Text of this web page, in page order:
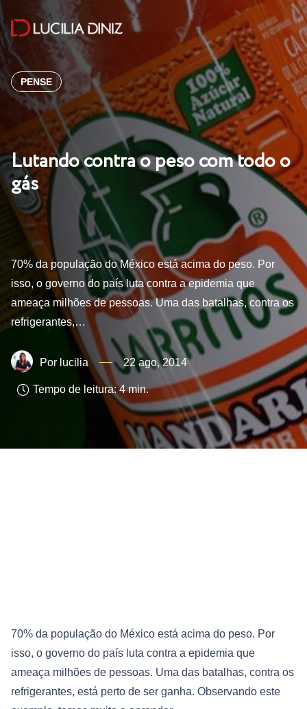
PENSE
Lutando contra o peso com todo o
gás
70% da população do México está acima do peso. Por
isso, o governo do país luta contra a epidemia que
ameaça milhões de pessoas. Uma das batalhas, contra os
refrigerantes,…
lucilia 22 ago, 2014
Tempo de leitura: 4 min.
70% da população do México está acima do peso. Por
isso, o governo do país luta contra a epidemia que
ameaça milhões de pessoas. Uma das batalhas, contra os
refrigerantes, está perto de ser ganha. Observando este